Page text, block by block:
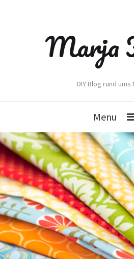
Marja
DIY Blog rund ums
Menu